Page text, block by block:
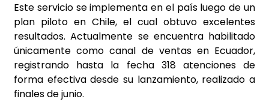
Este servicio se implementa en el país luego de un
plan piloto en Chile, el cual obtuvo excelentes
resultados. Actualmente se encuentra habilitado
únicamente como canal de ventas en Ecuador,
registrando hasta la fecha 318 atenciones de
forma efectiva desde su lanzamiento, realizado a
finales de junio.